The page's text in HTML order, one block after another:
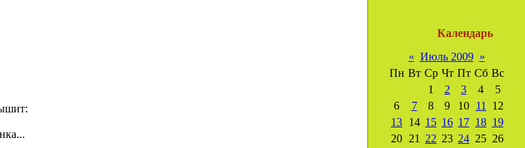
Календарь
« Июль 2009 »
Пн Вт Ср Чт Пт Сб Вс
1
2 3 4
5
6
7 8 9 10 11
12
13 14 15 16 17 18 19
20 21 22 23 24 25 26